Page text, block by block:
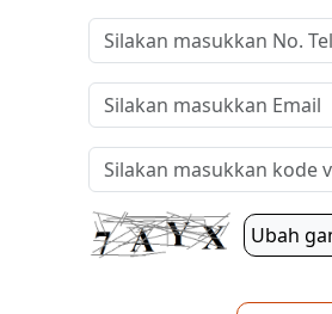
Ubah